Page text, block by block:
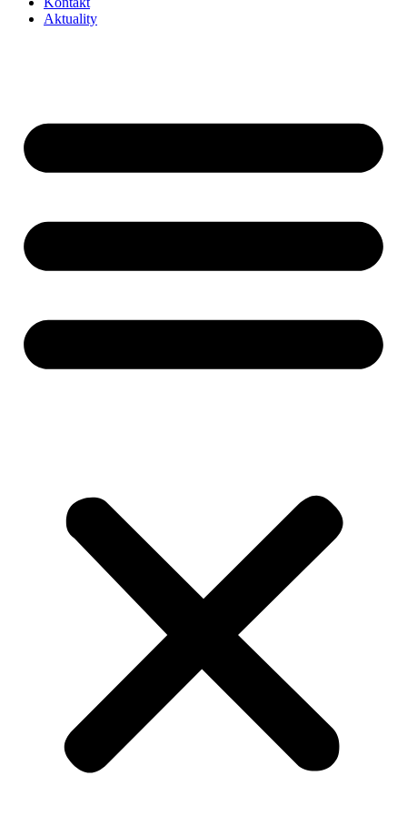
Aktuality